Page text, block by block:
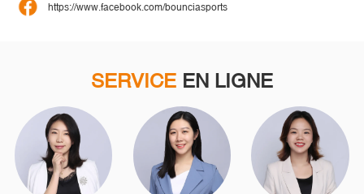
https://www.facebook.com/bounciasports
SERVICE EN LIGNE